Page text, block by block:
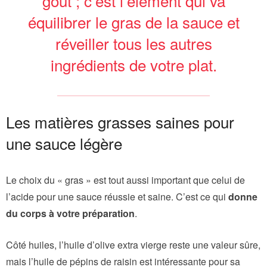
équilibrer le gras de la sauce et
réveiller tous les autres
ingrédients de votre plat.
Les matières grasses saines pour
une sauce légère
Le choix du « gras » est tout aussi important que celui de
l’acide pour une sauce réussie et saine. C’est ce qui donne
du corps à votre préparation.
Côté huiles, l’huile d’olive extra vierge reste une valeur sûre,
mais l’huile de pépins de raisin est intéressante pour sa